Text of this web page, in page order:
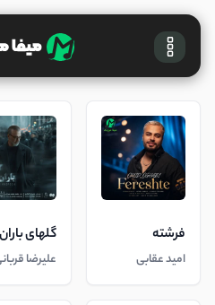
فرشته
امید عقابی علیرضا